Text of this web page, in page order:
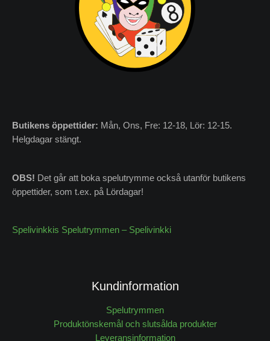
Butikens öppettider: Mån, Ons, Fre: 12-18, Lör: 12-15.
Helgdagar stängt.
OBS! Det går att boka spelutrymme också utanför butikens
öppettider, som t.ex. på Lördagar!
Spelivinkkis Spelutrymmen – Spelivinkki
Kundinformation
Spelutrymmen
Produktönskemål och slutsålda produkter
Leveransinformation